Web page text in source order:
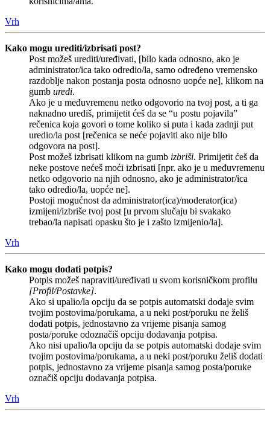
Vrh
Kako mogu urediti/izbrisati post?
Post možeš urediti/uređivati, [bilo kada odnosno, ako je
administrator/ica tako odredio/la, samo određeno vremensko
razdoblje nakon postanja posta odnosno uopće ne], klikom na
gumb uredi.
Ako je u međuvremenu netko odgovorio na tvoj post, a ti ga
naknadno urediš, primijetit ćeš da se “u postu pojavila”
rečenica koja govori o tome koliko si puta i kada zadnji put
uredio/la post [rečenica se neće pojaviti ako nije bilo
odgovora na post].
Post možeš izbrisati klikom na gumb izbriši. Primijetit ćeš da
neke postove nećeš moći izbrisati [npr. ako je u međuvremenu
netko odgovorio na njih odnosno, ako je administrator/ica
tako odredio/la, uopće ne].
Postoji mogućnost da administrator(ica)/moderator(ica)
izmijeni/izbriše tvoj post [u prvom slučaju bi svakako
trebao/la napisati opasku što je i zašto izmijenio/la].
Vrh
Kako mogu dodati potpis?
Potpis možeš napraviti/uređivati u svom korisničkom profilu
[Profil/Postavke].
Ako si upalio/la opciju da se potpis automatski dodaje svim
tvojim postovima/porukama, a u neki post/poruku ne želiš
dodati potpis, jednostavno za vrijeme pisanja samog
posta/poruke odoznačiš opciju dodavanja potpisa.
Ako nisi upalio/la opciju da se potpis automatski dodaje svim
tvojim postovima/porukama, a u neki post/poruku želiš dodati
potpis, jednostavno za vrijeme pisanja samog posta/poruke
označiš opciju dodavanja potpisa.
Vrh